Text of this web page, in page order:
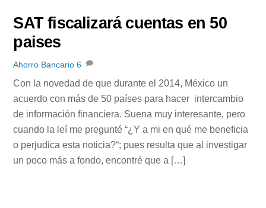
SAT fiscalizará cuentas en 50
paises
Ahorro Bancario 6
Con la novedad de que durante el 2014, México un
acuerdo con más de 50 países para hacer intercambio
de información financiera. Suena muy interesante, pero
cuando la leí me pregunté “¿Y a mi en qué me beneficia
o perjudica esta noticia?“; pues resulta que al investigar
un poco más a fondo, encontré que a […]